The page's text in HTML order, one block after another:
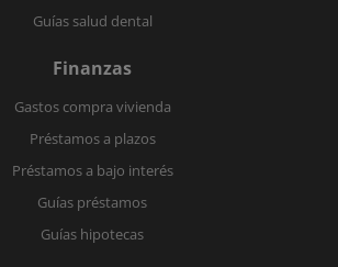
Guías salud dental
Finanzas
Gastos compra vivienda
Préstamos a plazos
Préstamos a bajo interés
Guías préstamos
Guías hipotecas